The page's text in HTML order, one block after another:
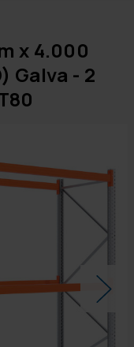
x 4.000
Galva - 2